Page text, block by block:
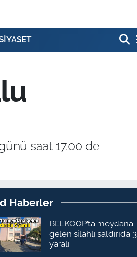
saat 17.00 de
Haberler
BELKOOP’ta meydana
gelen silahlı saldırıda 3
yaralı